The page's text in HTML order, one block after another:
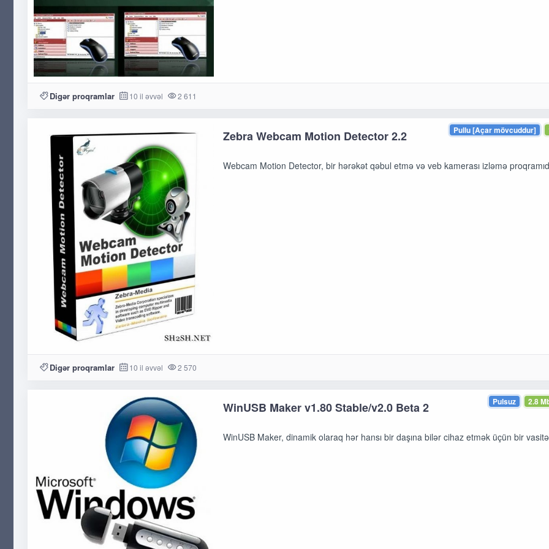
Digər proqramlar 10 il əvvəl 2 611
Pullu [Açar mövcuddur]
Zebra Webcam Motion Detector 2.2
Webcam Motion Detector, bir hərəkət qəbul etmə və veb kamerası izləmə
Digər proqramlar 10 il əvvəl 2 570
2.8
Pulsuz
WinUSB Maker v1.80 Stable/v2.0 Beta 2
WinUSB Maker, dinamik olaraq hər hansı bir daşına bilər cihaz etmək üçün bir